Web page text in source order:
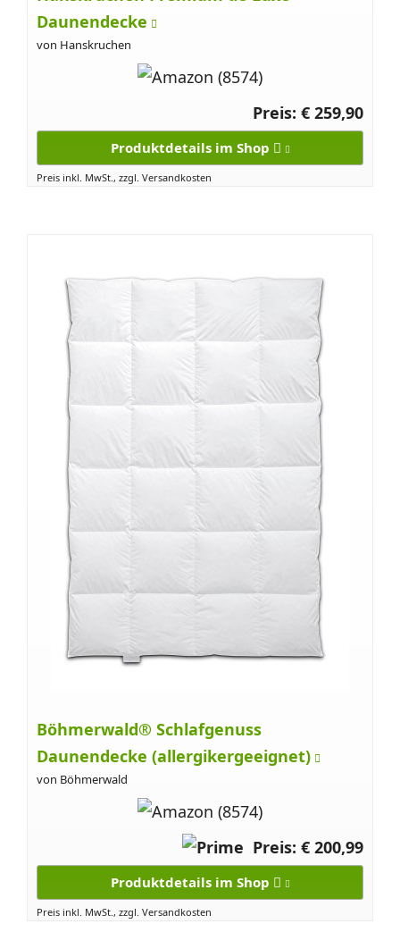
Daunendecke
von Hanskruchen
Preis: € 259,90
Produktdetails im Shop
Preis inkl. MwSt., zzgl. Versandkosten
Böhmerwald® Schlafgenuss
Daunendecke (allergikergeeignet)
von Böhmerwald
Preis: € 200,99
Produktdetails im Shop
Preis inkl. MwSt., zzgl. Versandkosten